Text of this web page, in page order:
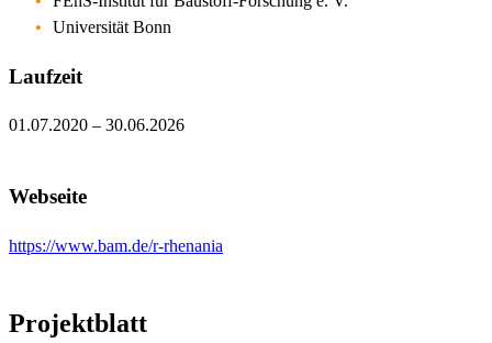
Universität Bonn
Laufzeit
01.07.2020 – 30.06.2026
Webseite
https://www.bam.de/r-rhenania
Projektblatt